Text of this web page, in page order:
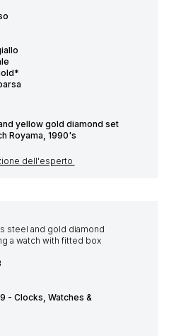
yellow gold diamond set
Royama, 1990's
dell'esperto
- Clocks, Watches &